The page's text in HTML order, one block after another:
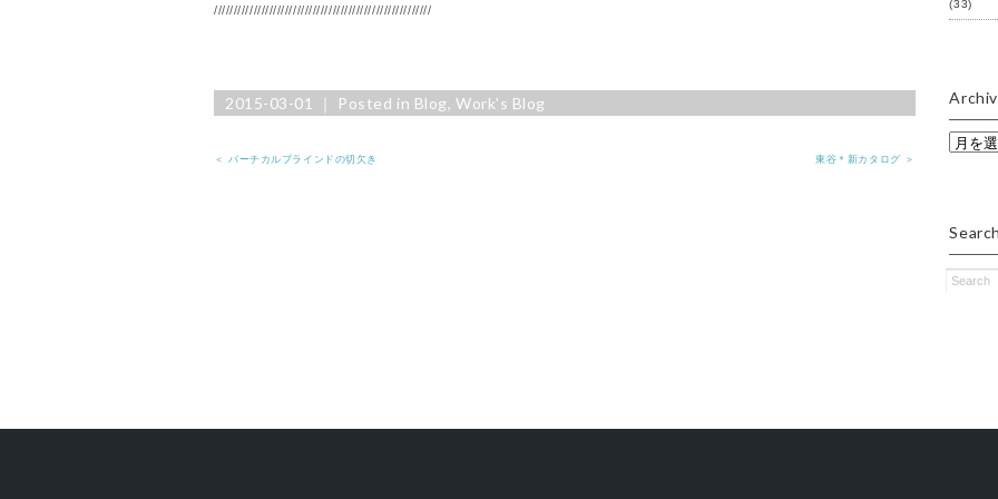
///////////////////////////////////////////////////////
2015-03-01 ｜ Posted in Blog, Work's Blog
＜ バーチカルブラインドの切欠き 東谷＊新カタログ ＞
(33)
Search